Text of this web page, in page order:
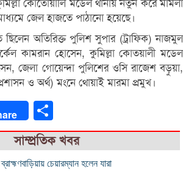
কোতোয়ালি মডেল থানায় নতুন করে মামলা
জেল হাজতে পাঠানো হয়েছে।
ছিলেন অতিরিক্ত পুলিশ সুপার (ট্রাফিক) নাজমুল
কামরান হোসেন, কুমিল্লা কোতয়ালী মডেল
জেলা গোয়েন্দা পুলিশের ওসি রাজেশ বড়ুয়া,
ও অর্থ) মংনে থোয়াই মারমা প্রমুখ।
সাম্প্রতিক খবর
চেয়ারম্যান হলেন যারা